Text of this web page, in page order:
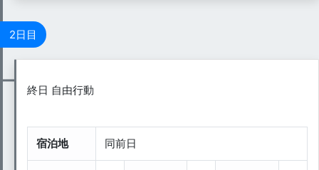
2日目
終日 自由行動
宿泊地 同前日